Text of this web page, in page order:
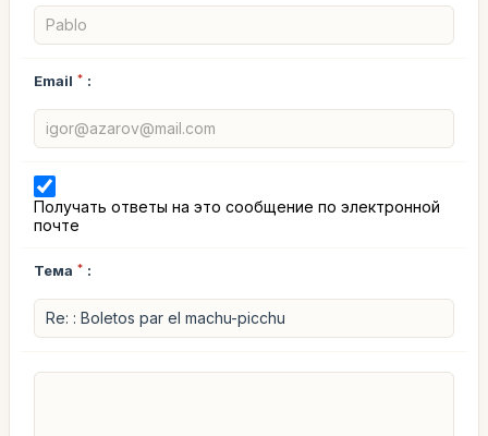
Email * :
Получать ответы на это сообщение по электронной
почте
Тема * :